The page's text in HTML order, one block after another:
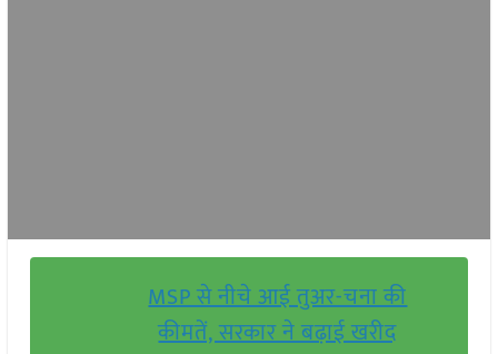
MSP से नीचे आई तुअर-चना की
कीमतें, सरकार ने बढ़ाई खरीद